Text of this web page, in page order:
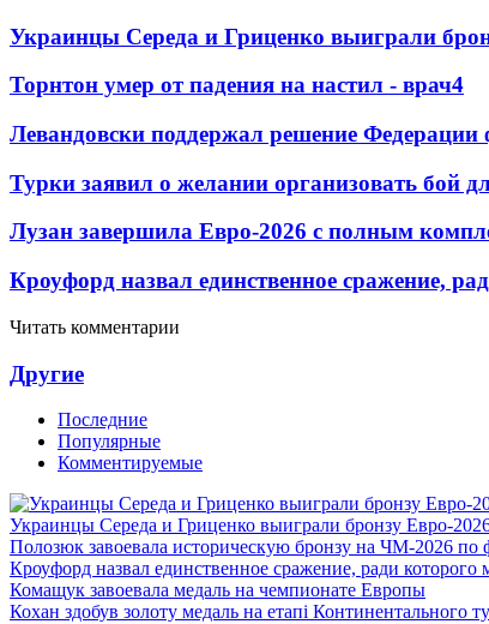
Украинцы Середа и Гриценко выиграли
Торнтон умер от падения на настил - врач4
Левандовски поддержал решение
Турки заявил о желании организовать бой
Лузан завершила Евро-2026 с полным
Кроуфорд назвал единственное сражение,
Читать комментарии
Другие
Последние
Популярные
Комментируемые
Украинцы Середа и Гриценко выиграли бронзу Евро-
Полозюк завоевала историческую бронзу на ЧМ-2026 по
Кроуфорд назвал единственное сражение, ради которого
Комащук завоевала медаль на чемпионате Европы
Кохан здобув золоту медаль на етапі Континентального